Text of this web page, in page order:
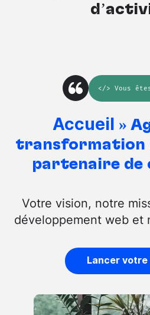
</> Vous
Accueil »
transformation
partenaire de
Votre vision, notre
développement web et
Lancer